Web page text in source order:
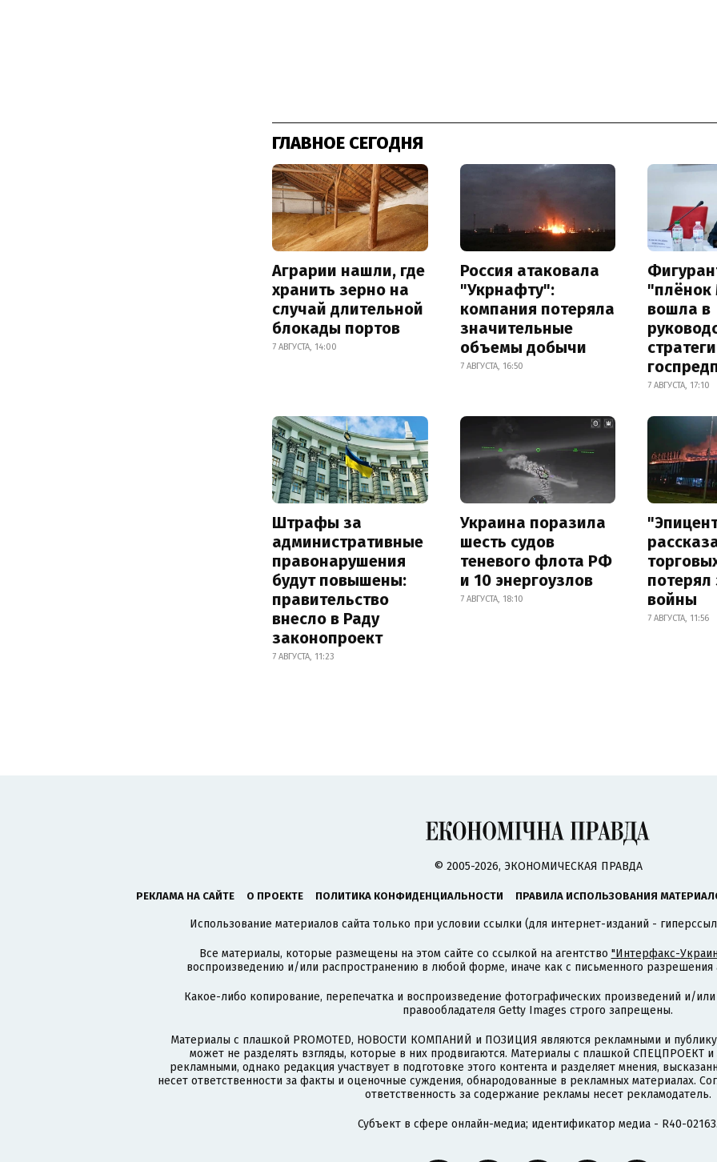
ГЛАВНОЕ СЕГОДНЯ
Аграрии нашли, где
хранить зерно на
случай длительной
блокады портов
7 АВГУСТА, 14:00
Россия атаковала
"Укрнафту":
компания потеряла
значительные
объемы добычи
7 АВГУСТА, 16:50
вошла в
7 АВГУСТА, 17:10
Штрафы за
административные
правонарушения
будут повышены:
правительство
внесло в Раду
законопроект
7 АВГУСТА, 11:23
Украина поразила
шесть судов
теневого флота РФ
и 10 энергоузлов
7 АВГУСТА, 18:10
потерял
войны
7 АВГУСТА, 11:56
© 2005-2026, ЭКОНОМИЧЕСКАЯ ПРАВДА
РЕКЛАМА НА САЙТЕ О ПРОЕКТЕ ПОЛИТИКА КОНФИДЕНЦИАЛЬНОСТИ ПРАВИЛА ИСПОЛЬЗОВАНИЯ
Использование материалов сайта только при условии ссылки (для интернет-изданий -
Все материалы, которые размещены на этом сайте со ссылкой на агентство "Интерфакс-
воспроизведению и/или распространению в любой форме, иначе как с письменного разрешения
Какое-либо копирование, перепечатка и воспроизведение фотографических произведений и/
правообладателя Getty Images строго запрещены.
Материалы с плашкой PROMOTED, НОВОСТИ КОМПАНИЙ и ПОЗИЦИЯ являются рекламными и
может не разделять взгляды, которые в них продвигаются. Материалы с плашкой СПЕЦПРОЕКТ
рекламными, однако редакция участвует в подготовке этого контента и разделяет мнения,
несет ответственности за факты и оценочные суждения, обнародованные в рекламных материалах.
ответственность за содержание рекламы несет рекламодатель.
Субъект в сфере онлайн-медиа; идентификатор медиа - R40-02163.